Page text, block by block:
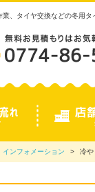
、タイヤ交換などの冬用
インフォメーション 冷